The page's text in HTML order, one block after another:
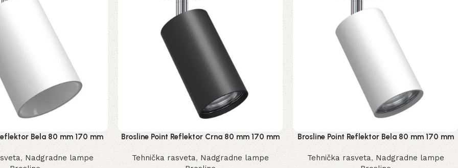
Bela 80 mm 170 mm
2289 mm
,Nadgradne lampe
Brosline Point Reflektor Crna 80 mm 170 mm
2286 mm
Tehnička rasveta, Nadgradne lampe
Brosline Point Reflektor Bela 80 mm 170 mm
2287 mm
Tehnička rasveta, Nadgradne lampe